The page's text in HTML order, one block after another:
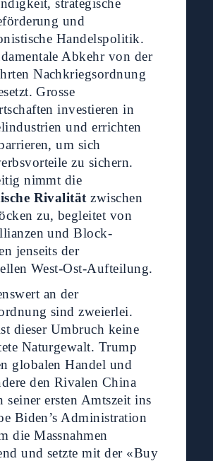
strategische
und
Handelspolitik.
Abkehr von der
Nachkriegsordnung
Grosse
investieren in
und errichten
um sich
zu sichern.
nimmt die
Rivalität zwischen
zu, begleitet von
und Block-
jenseits der
West-Ost-Aufteilung.
an der
sind zweierlei.
dieser Umbruch keine
Naturgewalt. Trump
globalen Handel und
den Rivalen China
seiner ersten Amtszeit ins
Biden’s Administration
die Massnahmen
und setzte mit der «Buy